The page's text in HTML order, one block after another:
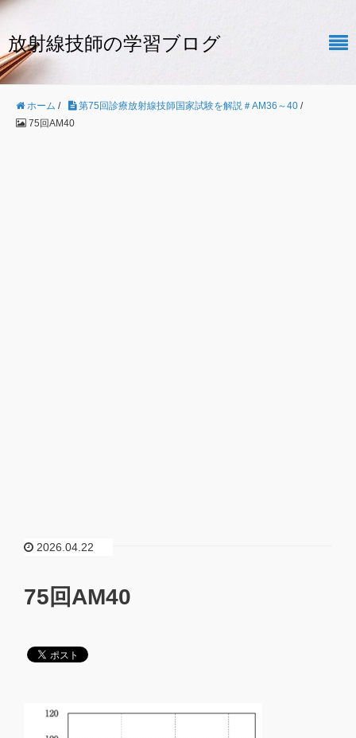
放射線技師の学習ブログ
ホーム / 第75回診療放射線技師国家試験を解説＃AM36～40 /
75回AM40
2026.04.22
75回AM40